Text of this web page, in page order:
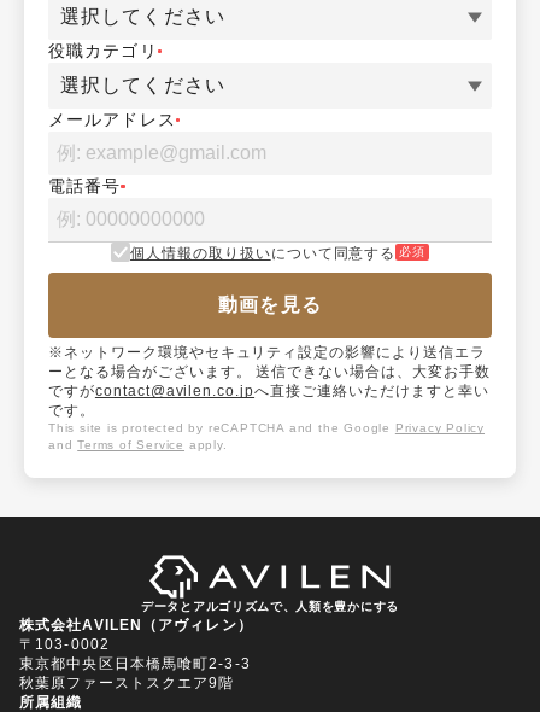
選択してください
役職カテゴリ
選択してください
メールアドレス
電話番号
個人情報の取り扱いについて同意する 必須
動画を見る
※ネットワーク環境やセキュリティ設定の影響により送信エラ
ーとなる場合がございます。 送信できない場合は、大変お手数
ですがcontact@avilen.co.jpへ直接ご連絡いただけますと幸い
です。
This site is protected by reCAPTCHA and the Google
Privacy Policy
and Terms of Service apply.
データとアルゴリズムで、人類を豊かにする
株式会社AVILEN（アヴィレン）
〒103-0002
東京都中央区日本橋馬喰町2-3-3
秋葉原ファーストスクエア9階
所属組織